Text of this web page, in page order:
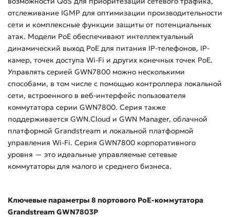
отслеживание IGMP для оптимизации производительности
сети и комплексные функции защиты от потенциальных
атак. Модели PoE обеспечивают интеллектуальный
динамический выход PoE для питания IP-телефонов, IP-
камер, точек доступа Wi-Fi и других конечных точек PoE.
Управлять серией GWN7800 можно несколькими
способами, в том числе с помощью контроллера локальной
сети, встроенного в веб-интерфейс пользователя
коммутатора серии GWN7800. Серия также
поддерживается GWN.Cloud и GWN Manager, облачной
платформой Grandstream и локальной платформой
управления Wi-Fi. Серия GWN7800 корпоративного
уровня — это идеальные управляемые сетевые
коммутаторы для малого и среднего бизнеса.
Ключевые параметры 8 портового PoE-коммутатора
Grandstream GWN7803P